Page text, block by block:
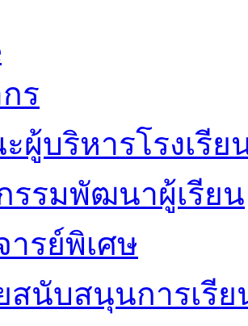
ร
ผู้บริหารโรงเรีย
รรมพัฒนาผู้เรียน
ารย์พิเศษ
สนับสนุนการเรี